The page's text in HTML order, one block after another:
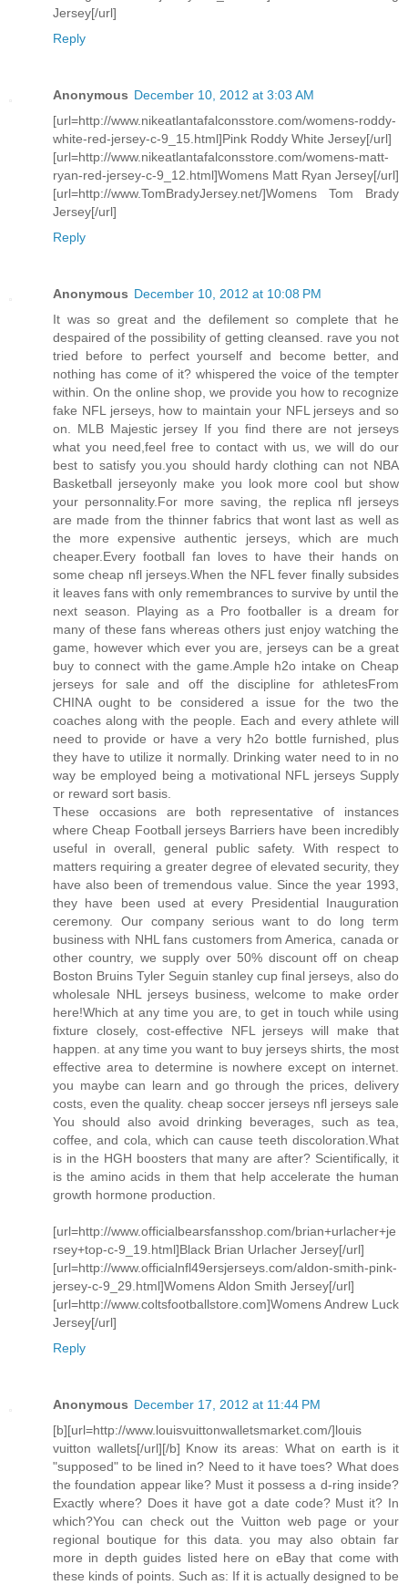
Jersey[/url]
Reply
Anonymous December 10, 2012 at 3:03 AM
[url=http://www.nikeatlantafalconsstore.com/womens-roddy-
white-red-jersey-c-9_15.html]Pink Roddy White Jersey[/url]
[url=http://www.nikeatlantafalconsstore.com/womens-matt-
ryan-red-jersey-c-9_12.html]Womens Matt Ryan Jersey[/url]
[url=http://www.TomBradyJersey.net/]Womens Tom Brady
Jersey[/url]
Reply
Anonymous December 10, 2012 at 10:08 PM
It was so great and the defilement so complete that he
despaired of the possibility of getting cleansed. rave you not
tried before to perfect yourself and become better, and
nothing has come of it? whispered the voice of the tempter
within. On the online shop, we provide you how to recognize
fake NFL jerseys, how to maintain your NFL jerseys and so
on. MLB Majestic jersey If you find there are not jerseys
what you need,feel free to contact with us, we will do our
best to satisfy you.you should hardy clothing can not NBA
Basketball jerseyonly make you look more cool but show
your personnality.For more saving, the replica nfl jerseys
are made from the thinner fabrics that wont last as well as
the more expensive authentic jerseys, which are much
cheaper.Every football fan loves to have their hands on
some cheap nfl jerseys.When the NFL fever finally subsides
it leaves fans with only remembrances to survive by until the
next season. Playing as a Pro footballer is a dream for
many of these fans whereas others just enjoy watching the
game, however which ever you are, jerseys can be a great
buy to connect with the game.Ample h2o intake on Cheap
jerseys for sale and off the discipline for athletesFrom
CHINA ought to be considered a issue for the two the
coaches along with the people. Each and every athlete will
need to provide or have a very h2o bottle furnished, plus
they have to utilize it normally. Drinking water need to in no
way be employed being a motivational NFL jerseys Supply
or reward sort basis.
These occasions are both representative of instances
where Cheap Football jerseys Barriers have been incredibly
useful in overall, general public safety. With respect to
matters requiring a greater degree of elevated security, they
have also been of tremendous value. Since the year 1993,
they have been used at every Presidential Inauguration
ceremony. Our company serious want to do long term
business with NHL fans customers from America, canada or
other country, we supply over 50% discount off on cheap
Boston Bruins Tyler Seguin stanley cup final jerseys, also do
wholesale NHL jerseys business, welcome to make order
here!Which at any time you are, to get in touch while using
fixture closely, cost-effective NFL jerseys will make that
happen. at any time you want to buy jerseys shirts, the most
effective area to determine is nowhere except on internet.
you maybe can learn and go through the prices, delivery
costs, even the quality. cheap soccer jerseys nfl jerseys sale
You should also avoid drinking beverages, such as tea,
coffee, and cola, which can cause teeth discoloration.What
is in the HGH boosters that many are after? Scientifically, it
is the amino acids in them that help accelerate the human
growth hormone production.
[url=http://www.officialbearsfansshop.com/brian+urlacher+je
rsey+top-c-9_19.html]Black Brian Urlacher Jersey[/url]
[url=http://www.officialnfl49ersjerseys.com/aldon-smith-pink-
jersey-c-9_29.html]Womens Aldon Smith Jersey[/url]
[url=http://www.coltsfootballstore.com]Womens Andrew Luck
Jersey[/url]
Reply
Anonymous December 17, 2012 at 11:44 PM
[b][url=http://www.louisvuittonwalletsmarket.com/]louis
vuitton wallets[/url][/b] Know its areas: What on earth is it
"supposed" to be lined in? Need to it have toes? What does
the foundation appear like? Must it possess a d-ring inside?
Exactly where? Does it have got a date code? Must it? In
which?You can check out the Vuitton web page or your
regional boutique for this data. you may also obtain far
more in depth guides listed here on eBay that come with
these kinds of points. Such as: If it is actually designed to be